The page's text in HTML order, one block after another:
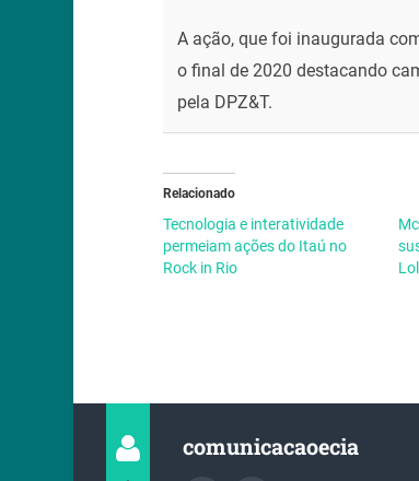
A ação, que foi inaugurada
o final de 2020 destacando
pela DPZ&T.
Relacionado
Tecnologia e interatividade
permeiam ações do Itaú no
Rock in Rio
comunicacaoecia